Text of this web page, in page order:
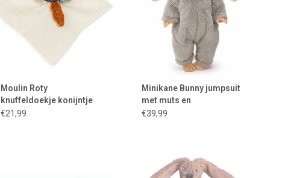
Moulin Roty
knuffeldoekje konijntje
Lune
€21,99
Minikane Bunny jumpsuit
met muts en
kledinghanger voor Gordi
€39,99
een prachtige oud roze kleur.
Van het Nederlandse merk Happy